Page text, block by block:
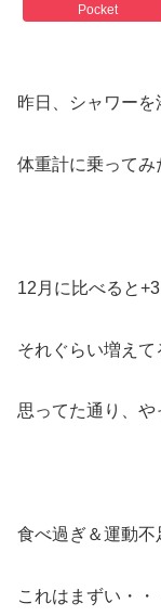
Pocket
昨日、シャワーを
体重計に乗ってみ
12月に比べると+3
それぐらい増え
思ってた通り、や
食べ過ぎ＆運動不
これはまずい・・